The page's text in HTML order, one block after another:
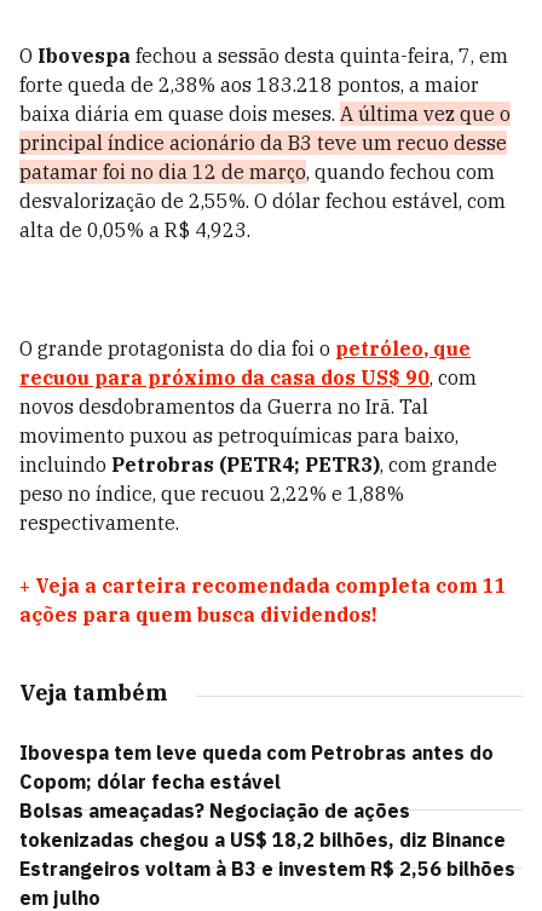
O Ibovespa fechou a sessão desta quinta-feira, 7, em
forte queda de 2,38% aos 183.218 pontos, a maior
baixa diária em quase dois meses. A última vez que o
principal índice acionário da B3 teve um recuo desse
patamar foi no dia 12 de março, quando fechou com
desvalorização de 2,55%. O dólar fechou estável, com
alta de 0,05% a R$ 4,923.
O grande protagonista do dia foi o petróleo, que
recuou para próximo da casa dos US$ 90, com
novos desdobramentos da Guerra no Irã. Tal
movimento puxou as petroquímicas para baixo,
incluindo Petrobras (PETR4; PETR3), com grande
peso no índice, que recuou 2,22% e 1,88%
respectivamente.
+ Veja a carteira recomendada completa com 11
ações para quem busca dividendos!
Veja também
Ibovespa tem leve queda com Petrobras antes do
Copom; dólar fecha estável
Bolsas ameaçadas? Negociação de ações
tokenizadas chegou a US$ 18,2 bilhões, diz Binance
Estrangeiros voltam à B3 e investem R$ 2,56 bilhões
em julho